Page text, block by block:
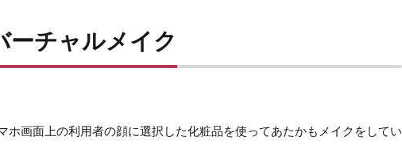
ーチャルメイク
ホ画面上の利用者の顔に選択した化粧品を使ってあたかもメイクをしてい